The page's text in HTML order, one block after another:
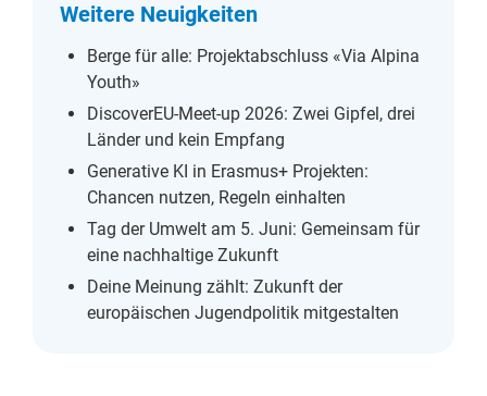
Weitere Neuigkeiten
Berge für alle: Projektabschluss «Via Alpina
Youth»
DiscoverEU-Meet-up 2026: Zwei Gipfel, drei
Länder und kein Empfang
Generative KI in Erasmus+ Projekten:
Chancen nutzen, Regeln einhalten
Tag der Umwelt am 5. Juni: Gemeinsam für
eine nachhaltige Zukunft
Deine Meinung zählt: Zukunft der
europäischen Jugendpolitik mitgestalten